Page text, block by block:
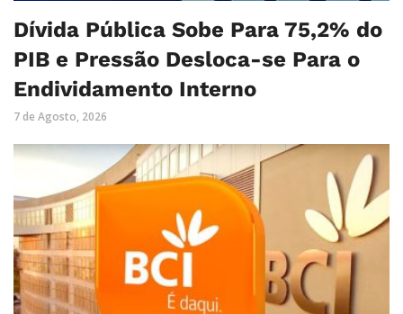
Dívida Pública Sobe Para 75,2% do
PIB e Pressão Desloca-se Para o
Endividamento Interno
7 de Agosto, 2026